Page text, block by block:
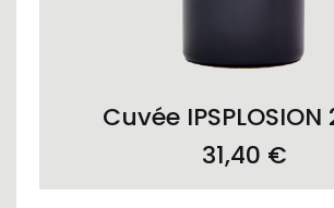
ADD TO CART
Cuvée IPSPLOSION
31,40 €